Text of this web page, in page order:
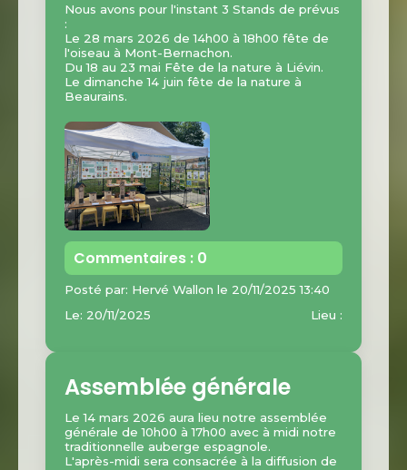
Nous avons pour l'instant 3 Stands de prévus
:
Le 28 mars 2026 de 14h00 à 18h00 fête de
l'oiseau à Mont-Bernachon.
Du 18 au 23 mai Fête de la nature à Liévin.
Le dimanche 14 juin fête de la nature à
Beaurains.
Commentaires : 0
Posté par: Hervé Wallon le 20/11/2025 13:40
Le: 20/11/2025
Lieu :
Assemblée générale
Le 14 mars 2026 aura lieu notre assemblée
générale de 10h00 à 17h00 avec à midi notre
traditionnelle auberge espagnole.
L'après-midi sera consacrée à la diffusion de